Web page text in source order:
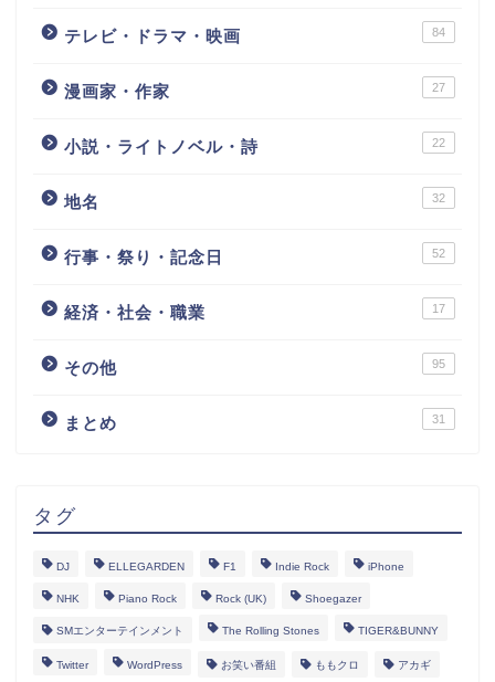
テレビ・ドラマ・映画 84
漫画家・作家 27
小説・ライトノベル・詩 22
地名 32
行事・祭り・記念日 52
経済・社会・職業 17
その他 95
まとめ 31
タグ
DJ ELLEGARDEN F1 Indie Rock iPhone
NHK Piano Rock Rock (UK) Shoegazer
SMエンターテインメント The Rolling Stones TIGER&BUNNY
Twitter WordPress お笑い番組 ももクロ アカギ